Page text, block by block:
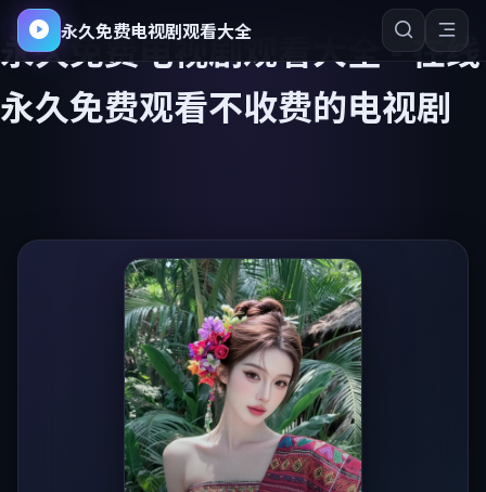
永久免费电视剧观看大全
永久免费电视剧观看大全-在线
永久免费观看不收费的电视剧